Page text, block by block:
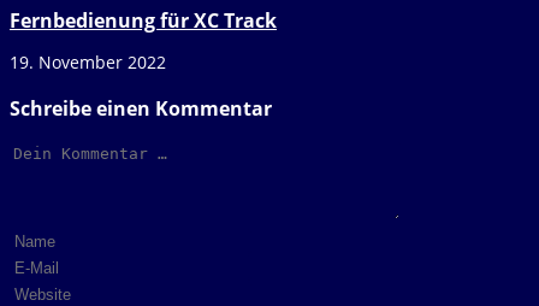
Fernbedienung für XC Track
19. November 2022
Schreibe einen Kommentar
Kommentar
Gib
deinen
Namen
Gib
deine
Gib